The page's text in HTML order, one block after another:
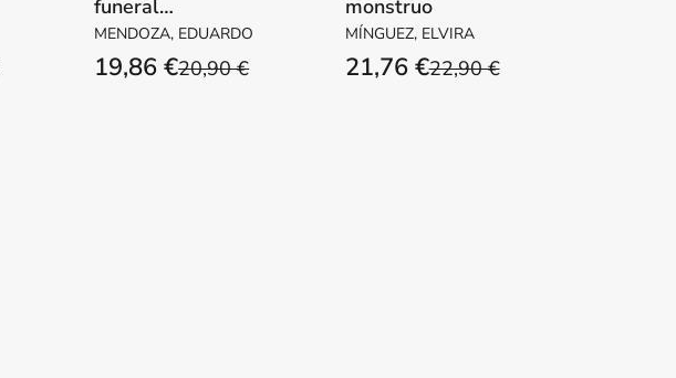
funeral
inconveniente
MENDOZA, EDUARDO
20,90 €
19,86 €
monstruo
MÍNGUEZ, ELVIRA
22,90 €
21,76 €